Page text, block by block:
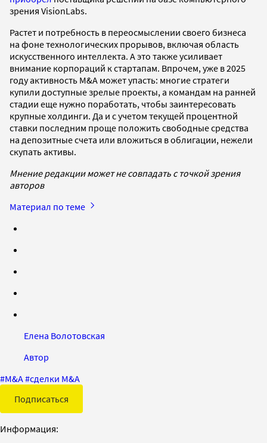
зрения VisionLabs.
Растет и потребность в переосмыслении своего бизнеса
на фоне технологических прорывов, включая область
искусственного интеллекта. А это также усиливает
внимание корпораций к стартапам. Впрочем, уже в 2025
году активность M&A может упасть: многие стратеги
купили доступные зрелые проекты, а командам на ранней
стадии еще нужно поработать, чтобы заинтересовать
крупные холдинги. Да и с учетом текущей процентной
ставки последним проще положить свободные средства
на депозитные счета или вложиться в облигации, нежели
скупать активы.
Мнение редакции может не совпадать с точкой зрения
авторов
Материал по теме
Елена Волотовская
Автор
#M&A#сделки M&A
Подписаться
Информация: